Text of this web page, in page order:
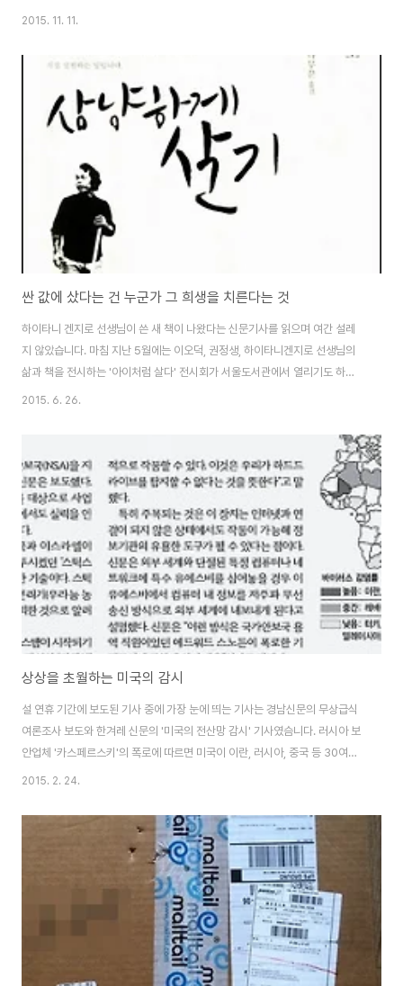
쉬운 소식이었습니다. 저를 비롯한 1209명이 소비자의 동의를 받지 않은 애플
도가 도입된 후 가장 규모가 큰 소해배상 소송에 참가하고 있습니다. 2011년 8
월에 시작된 1심 소소에서는 애플코리아 유한회사와 애플 인코포레이티드
(Apple Inc.)를 상대로 1인당 100만원의 손해배상을 해달라는 소송을 하였으
나 2014년 6월에 패소하였습니다. 2014년 9월부터 시작된 항소심에서는 소
2015. 11. 11.
싼 값에 샀다는 건 누군가 그 희생을 치른다는 것
하이타니 겐지로 선생님이 쓴 새 책이 나왔다는 신문기사를 읽으며 여간 설레
지 않았습니다. 마침 지난 5월에는 이오덕, 권정생, 하이타니겐지로 선생님의
삶과 책을 전시하는 '아이처럼 살다' 전시회가 서울도서관에서 열리기도 하였
지요. '온 삶을 아이들처럼 살다 간' 세 분을 모두 좋아합니다만, 어쩐지 하이타
하이타니 겐지로 선생님을 일컬어 "상냥함을 태양처럼 품고 산 사람"이라고 하
였더군요. 그가 쓴 책들에서 건져낸 표현 같더군요. , 같은 책 제목들이 연상되
었기 때문입니다. 오늘 소개하는 는 "일본의 대표 작가이자 교육실천가였던 저
자가 세상에 대해 가장 치열하게 고민하던 40대 무렵에 발표한 64편의 글을
모은 산문집"입니다. 자..
2015. 6. 26.
상상을 초월하는 미국의 감시
설 연휴 기간에 보도된 기사 중에 가장 눈에 띄는 기사는 경남신문의 무상급식
여론조사 보도와 한겨레 신문의 '미국의 전산망 감시' 기사였슴니다. 러시아 보
안업체 '카스페르스키'의 폭로에 따르면 미국이 이란, 러시아, 중국 등 30여개
국가의 전산망을 감시하고 있다는 겁니다. 주요 감시국들의 컴퓨터와 네트워크
보면 전직 미국 정보요원 스노든의 폭로와 일치하는 내용들이 많았슴니다. . 기
사를 보면서 가장 궁금했던 것은 미국 정보 기관이 어디까지 감시하고 있고, 어
디까지 감시 할 수 있는냐 하는 것이었슴니다. 과연 미국 정보 기관들은 세계 시
민 모두를 감시하고 있는걸까요? 기사를 읽어보면 핵시설을 비롯한 군사적으
로 중요한 시설들을 일상..
2015. 2. 24.